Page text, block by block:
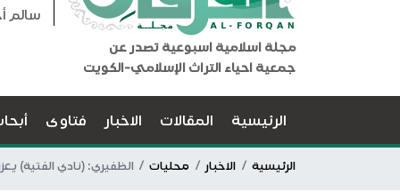
مجلة اسلامية اسبوعية تصدر عن
جمعية احياء التراث الإسلامي-الكويت
سالم
الرئيسية المقالات الاخبار فتاوى
الرئيسية الاخبار محليات الظفيري: (نادي الفتية)